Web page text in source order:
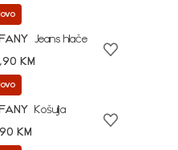
Jeans hlače
KM
Košulja
KM